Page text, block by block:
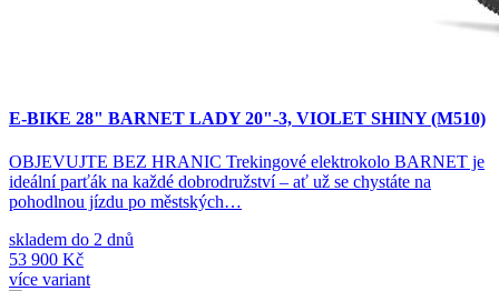
E-BIKE 28" BARNET LADY 20"-3, VIOLET SHINY (M510)
OBJEVUJTE BEZ HRANIC Trekingové elektrokolo BARNET je
ideální parťák na každé dobrodružství – ať už se chystáte na
pohodlnou jízdu po městských…
skladem do 2 dnů
53 900 Kč
více variant